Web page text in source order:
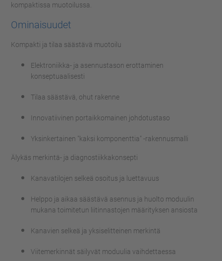
kompaktissa muotoilussa.
Ominaisuudet
Kompakti ja tilaa säästävä muotoilu
Elektroniikka- ja asennustason erottaminen
konseptuaalisesti
Tilaa säästävä, ohut rakenne
Innovatiivinen portaikkomainen johdotustaso
Yksinkertainen "kaksi komponenttia" -rakennusmalli
Älykäs merkintä- ja diagnostiikkakonsepti
Kanavatilojen selkeä osoitus ja luettavuus
Helppo ja aikaa säästävä asennus ja huolto moduulin
mukana toimitetun liitinnastojen määrityksen ansiosta
Kanavien selkeä ja yksiselitteinen merkintä
Viitemerkinnät säilyvät moduulia vaihdettaessa